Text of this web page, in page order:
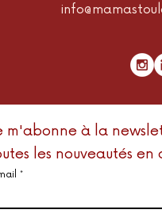
m'abonne à la
les nouveautés